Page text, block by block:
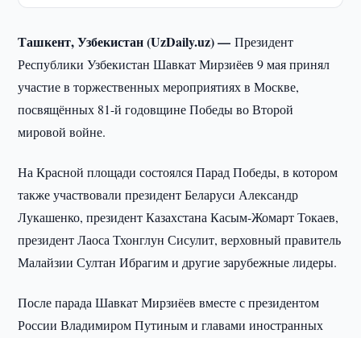
Ташкент, Узбекистан (UzDaily.uz) —Президент
Республики Узбекистан Шавкат Мирзиёев 9 мая принял
участие в торжественных мероприятиях в Москве,
посвящённых 81-й годовщине Победы во Второй
мировой войне.
На Красной площади состоялся Парад Победы, в котором
также участвовали президент Беларуси Александр
Лукашенко, президент Казахстана Касым-Жомарт Токаев,
президент Лаоса Тхонглун Сисулит, верховный правитель
Малайзии Султан Ибрагим и другие зарубежные лидеры.
После парада Шавкат Мирзиёев вместе с президентом
России Владимиром Путиным и главами иностранных